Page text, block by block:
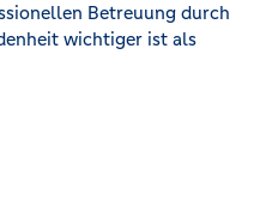
Betreuung durch
wichtiger ist als